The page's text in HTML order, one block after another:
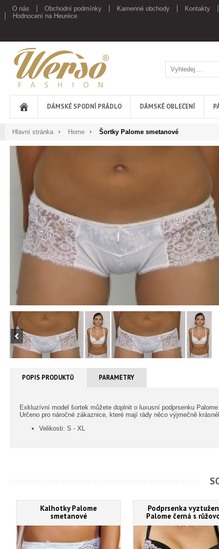
O nás Obchodní podmínky Kamenné obchody
Kontakty
Hodnocení na Heuréce
Werso
DÁMSKÉ SPODNÍ PRÁDLO DÁMSKÉ OBLEČENÍ
Hlavní stránka Home Šortky Palome smetanové
POPIS PRODUKTŮ PARAMETRY
Exkluzívní model šortek můžete doplnit o luxusní podprsenku
Určeno pro náročné zákaznice, které mají rády něco výjmečně
Velikosti: S - XL
Kalhotky Palome
smetanové
Podprsenka
Palome černá s